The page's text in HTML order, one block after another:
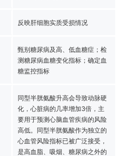
反映肝细胞实质受损情况
甄别糖尿病及高、低血糖症；检
测糖尿病血糖变化指标；确定血
糖监控指标
同型半胱氨酸升高会导致动脉硬
化，心脏病的几率增加3倍，主
要用于预测心脑血管疾病的风险
高低。同型半胱氨酸作为独立的
心血管风险指标已被广泛接受，
是高血脂、吸烟、糖尿病之外的